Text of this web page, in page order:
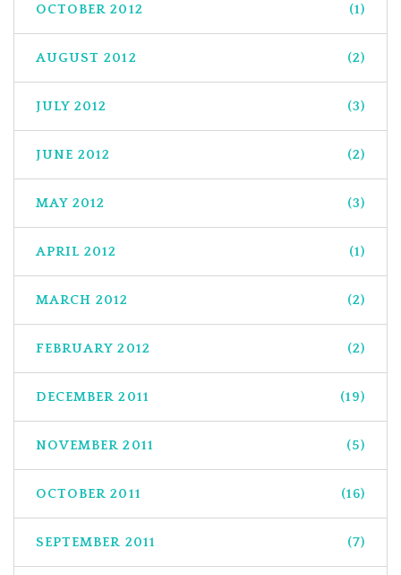
OCTOBER 2012 (1)
AUGUST 2012 (2)
JULY 2012 (3)
JUNE 2012 (2)
MAY 2012 (3)
APRIL 2012 (1)
MARCH 2012 (2)
FEBRUARY 2012 (2)
DECEMBER 2011 (19)
NOVEMBER 2011 (5)
OCTOBER 2011 (16)
SEPTEMBER 2011 (7)